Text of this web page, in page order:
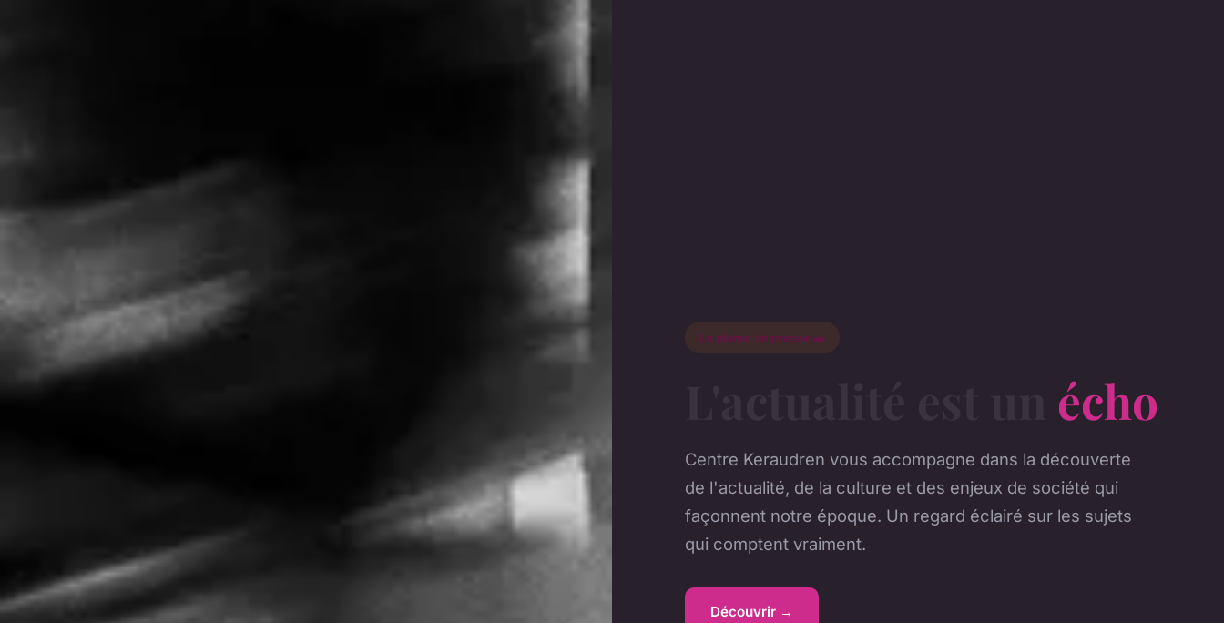
La plume de presse ✒️
écho
Centre Keraudren vous accompagne dans la découverte
de l'actualité, de la culture et des enjeux de société qui
façonnent notre époque. Un regard éclairé sur les sujets
qui comptent vraiment.
Découvrir →